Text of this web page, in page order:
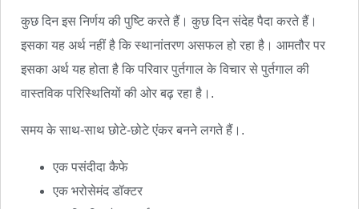
कुछ दिन इस निर्णय की पुष्टि करते हैं। कुछ दिन संदेह पैदा करते हैं।
इसका यह अर्थ नहीं है कि स्थानांतरण असफल हो रहा है। आमतौर पर
इसका अर्थ यह होता है कि परिवार पुर्तगाल के विचार से पुर्तगाल की
वास्तविक परिस्थितियों की ओर बढ़ रहा है।.
समय के साथ-साथ छोटे-छोटे एंकर बनने लगते हैं।.
एक पसंदीदा कैफे
एक भरोसेमंद डॉक्टर